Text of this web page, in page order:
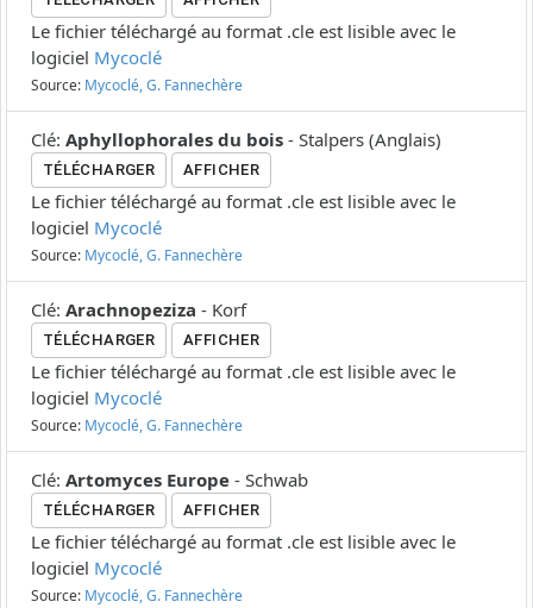
Le fichier téléchargé au format .cle est lisible avec le
logiciel Mycoclé
Source: Mycoclé, G. Fannechère
Clé: Aphyllophorales du bois - Stalpers (Anglais)
TÉLÉCHARGER AFFICHER
Le fichier téléchargé au format .cle est lisible avec le
logiciel Mycoclé
Source: Mycoclé, G. Fannechère
Clé: Arachnopeziza - Korf
TÉLÉCHARGER AFFICHER
Le fichier téléchargé au format .cle est lisible avec le
logiciel Mycoclé
Source: Mycoclé, G. Fannechère
Clé: Artomyces Europe - Schwab
TÉLÉCHARGER AFFICHER
Le fichier téléchargé au format .cle est lisible avec le
logiciel Mycoclé
Source: Mycoclé, G. Fannechère